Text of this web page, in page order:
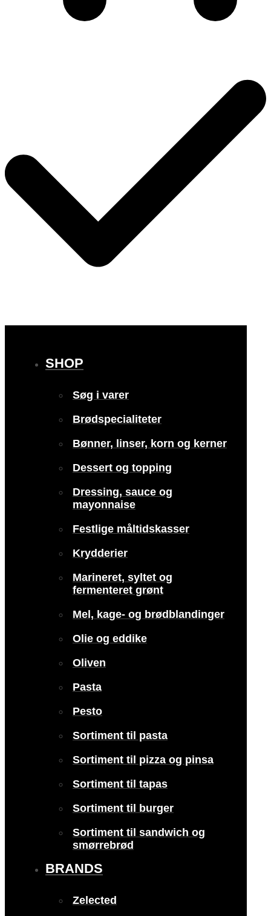
SHOP
Søg i varer
Brødspecialiteter
Bønner, linser, korn og kerner
Dessert og topping
Dressing, sauce og
mayonnaise
Festlige måltidskasser
Krydderier
Marineret, syltet og
fermenteret grønt
Mel, kage- og brødblandinger
Olie og eddike
Oliven
Pasta
Pesto
Sortiment til pasta
Sortiment til pizza og pinsa
Sortiment til tapas
Sortiment til burger
Sortiment til sandwich og
smørrebrød
BRANDS
Zelected